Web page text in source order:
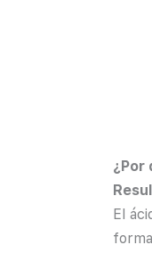
¿Por
El